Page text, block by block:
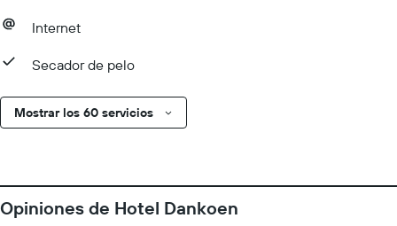
Internet
Secador de pelo
Mostrar los 60 servicios
Opiniones de Hotel Dankoen